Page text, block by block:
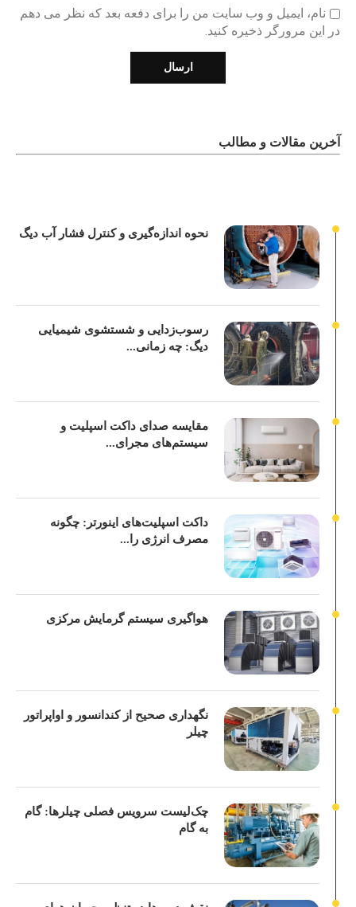
نام، ایمیل و وب سایت من را برای دفعه بعد که نظر می دهم
در این مرورگر ذخیره کنید.
آخرین مقالات و مطالب
نحوه اندازه‌گیری و کنترل فشار آب دیگ
رسوب‌زدایی و شستشوی شیمیایی
دیگ: چه زمانی...
مقایسه صدای داکت اسپلیت و
سیستم‌های مجرای...
داکت اسپلیت‌های اینورتر: چگونه
مصرف انرژی را...
هواگیری سیستم گرمایش مرکزی
نگهداری صحیح از کندانسور و اواپراتور
چیلر
چک‌لیست سرویس فصلی چیلرها: گام
به گام